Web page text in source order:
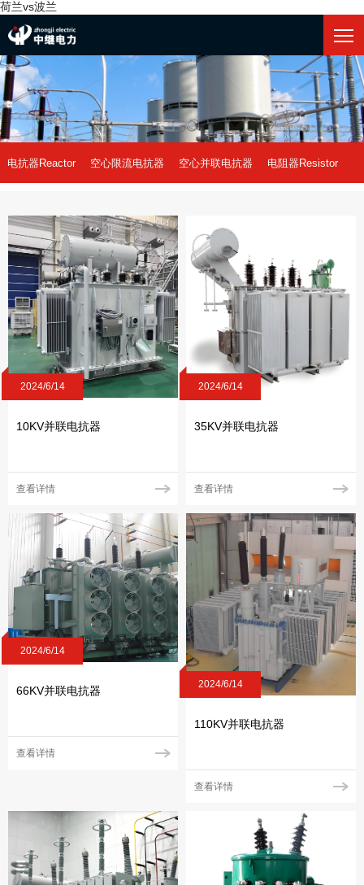
荷兰vs波兰
电抗器Reactor 空心限流电抗器 空心并联电抗器 电阻器Resistor
油式铁芯电抗器
2024/6/14
10KV并联电抗器
查看详情
2024/6/14
35KV并联电抗器
查看详情
2024/6/14
66KV并联电抗器
查看详情
2024/6/14
110KV并联电抗器
查看详情